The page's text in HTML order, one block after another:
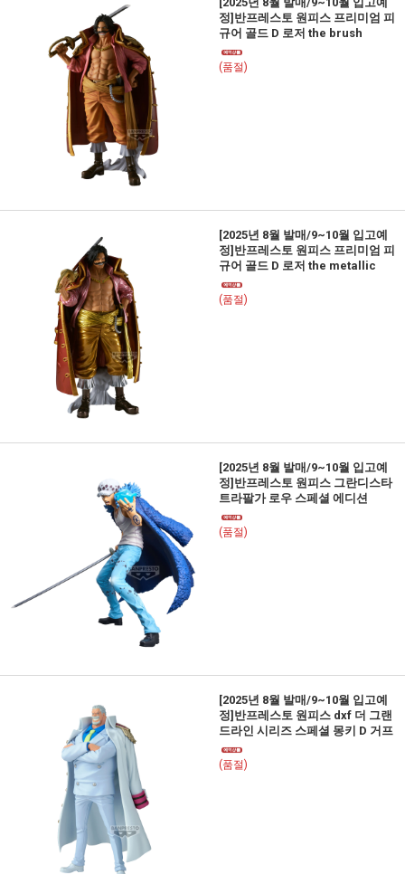
정]반프레스토 원피스 프리미엄 피
규어 골드 D 로저 the brush
(품절)
[2025년 8월 발매/9~10월 입고예
정]반프레스토 원피스 프리미엄 피
규어 골드 D 로저 the metallic
(품절)
[2025년 8월 발매/9~10월 입고예
정]반프레스토 원피스 그란디스타
트라팔가 로우 스페셜 에디션
(품절)
[2025년 8월 발매/9~10월 입고예
정]반프레스토 원피스 dxf 더 그랜
드라인 시리즈 스페셜 몽키 D 거프
(품절)